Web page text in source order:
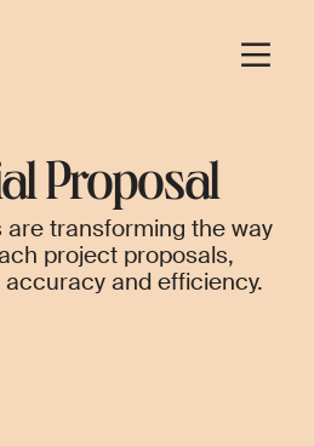
Proposal
transforming the way
project proposals,
and efficiency.